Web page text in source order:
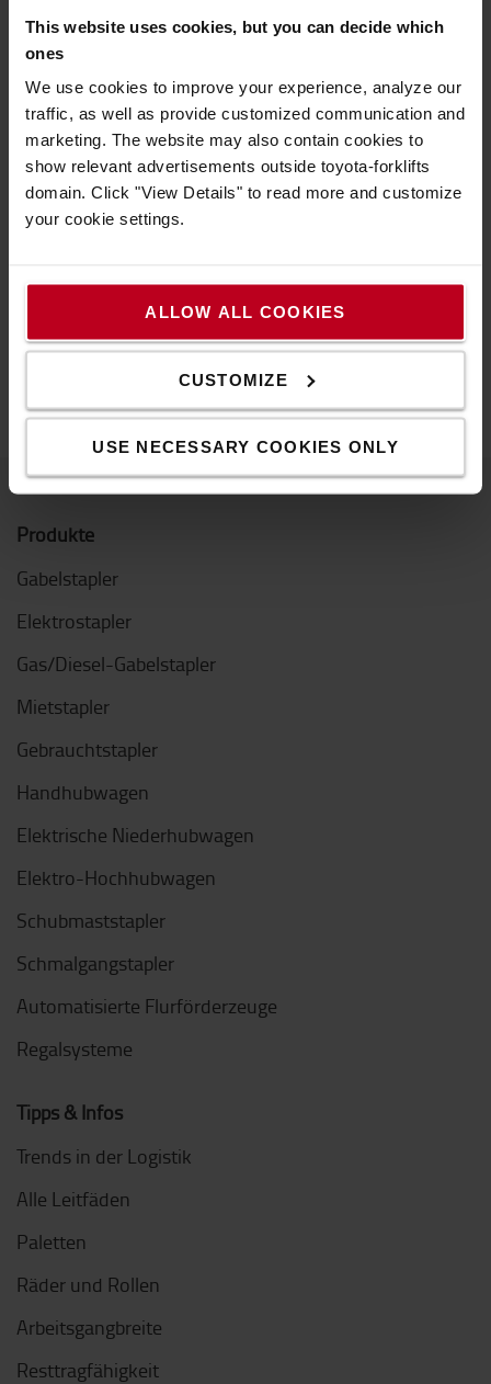
This website uses cookies, but you can decide which
ones
We use cookies to improve your experience, analyze our
traffic, as well as provide customized communication and
marketing. The website may also contain cookies to
show relevant advertisements outside toyota-forklifts
domain. Click "View Details" to read more and customize
your cookie settings.
ALLOW ALL COOKIES
CUSTOMIZE
USE NECESSARY COOKIES ONLY
Dieser Service erfordert eine enge Zusammenarbeit, um
den Wandel und die erwarteten Ziele beständig und
vertrauensvoll zu erreichen.
Die durchschnittliche Dauer einer Umsetzung beträgt 12
bis 24 Monate für Ihr Unternehmen, wovon ca 100 Tage
mit Toyota Lean Beratern gemeinsam verbracht werden.
Wenn Sie mehr über dieses Modul erfahren oder einfach
Verbindung setzen.
Zurück zu Toyota Lean Academy >>
Produkte
Gabelstapler
Elektrostapler
Gas/Diesel-Gabelstapler
Mietstapler
Gebrauchtstapler
Handhubwagen
Elektrische Niederhubwagen
Elektro-Hochhubwagen
Schubmaststapler
Schmalgangstapler
Automatisierte Flurförderzeuge
Regalsysteme
Tipps & Infos
Trends in der Logistik
Alle Leitfäden
Paletten
Räder und Rollen
Arbeitsgangbreite
Resttragfähigkeit